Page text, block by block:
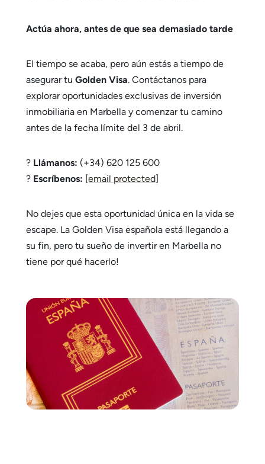
Actúa ahora, antes de que sea demasiado tarde
El tiempo se acaba, pero aún estás a tiempo de
asegurar tu Golden Visa. Contáctanos para
explorar oportunidades exclusivas de inversión
inmobiliaria en Marbella y comenzar tu camino
antes de la fecha límite del 3 de abril.
? Llámanos: (+34) 620 125 600
? Escríbenos: [email protected]
No dejes que esta oportunidad única en la vida se
escape. La Golden Visa española está llegando a
su fin, pero tu sueño de invertir en Marbella no
tiene por qué hacerlo!